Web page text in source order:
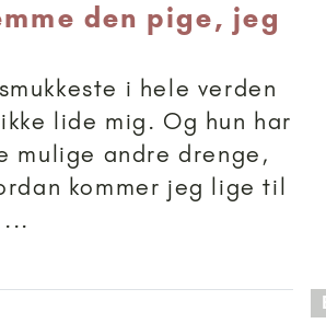
den pige, jeg
i hele verden
lide mig. Og hun har
mulige andre drenge,
kommer jeg lige til